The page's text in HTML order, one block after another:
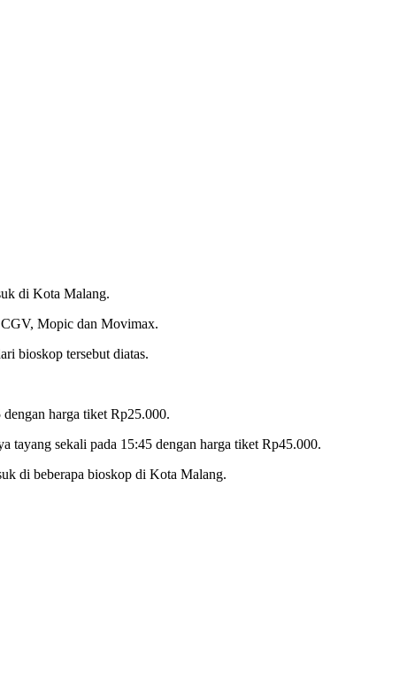
di Kota Malang.
CGV, Mopic dan Movimax.
bioskop tersebut diatas.
harga tiket Rp25.000.
sekali pada 15:45 dengan harga tiket Rp45.000.
di beberapa bioskop di Kota Malang.